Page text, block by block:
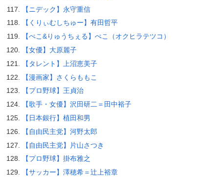
【ニデック】永守重信
【くりぃむしちゅー】有田哲平
【ぺこ&りゅうちぇる】ぺこ（オクヒラテツコ）
【女優】大原麗子
【タレント】上沼恵美子
【漫画家】さくらももこ
【プロ野球】王貞治
【歌手・女優】沢田研二＝田中裕子
【日本銀行】植田和男
【自由民主党】河野太郎
【自由民主党】片山さつき
【プロ野球】掛布雅之
【サッカー】澤穂希＝辻上裕章